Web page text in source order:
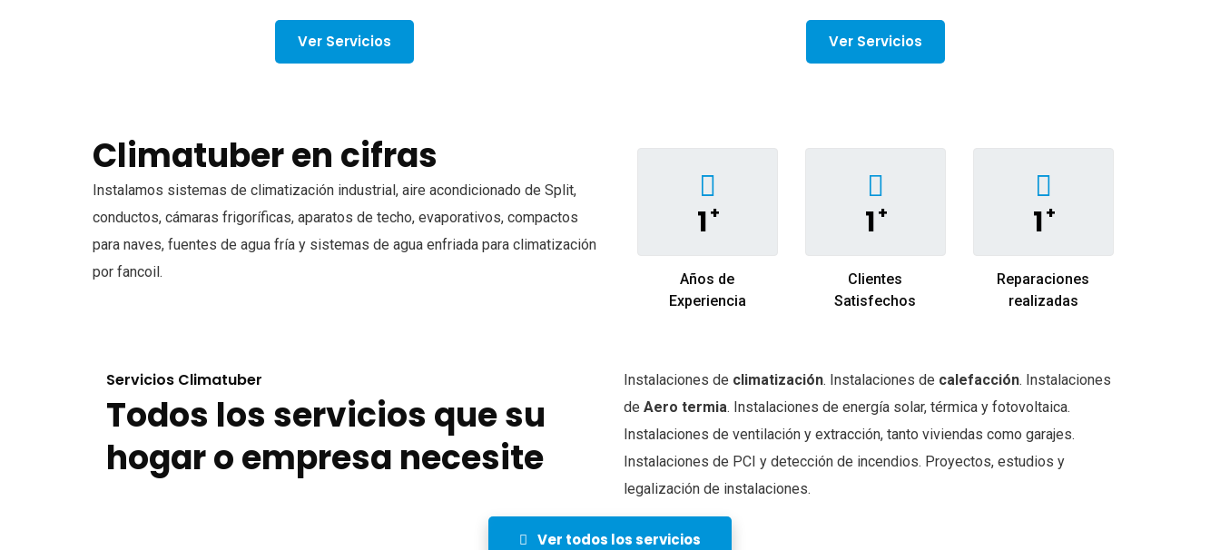
Ver Servicios Ver Servicios
Climatuber en cifras
Instalamos sistemas de climatización industrial, aire acondicionado de Split,
conductos, cámaras frigoríficas, aparatos de techo, evaporativos, compactos
para naves, fuentes de agua fría y sistemas de agua enfriada para climatización
por fancoil.
1 +
Años de
Experiencia
1 +
Clientes
Satisfechos
1 +
Reparaciones
realizadas
Servicios Climatuber
Todos los servicios que su
hogar o empresa necesite
Instalaciones de climatización. Instalaciones de calefacción. Instalaciones
de Aero termia. Instalaciones de energía solar, térmica y fotovoltaica.
Instalaciones de ventilación y extracción, tanto viviendas como garajes.
Instalaciones de PCI y detección de incendios. Proyectos, estudios y
legalización de instalaciones.
Ver todos los servicios